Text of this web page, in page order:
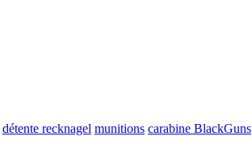
détente recknagel munitions carabine BlackGuns